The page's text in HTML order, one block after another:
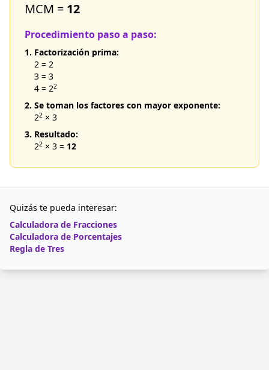
MCM = 12
Procedimiento paso a paso:
1. Factorización prima:
2 = 2
3 = 3
4 = 22
2. Se toman los factores con mayor exponente:
22 × 3
3. Resultado:
22 × 3 = 12
Quizás te pueda interesar:
Calculadora de Fracciones
Calculadora de Porcentajes
Regla de Tres